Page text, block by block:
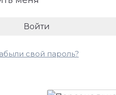
откроет доступ к
свой пароль?